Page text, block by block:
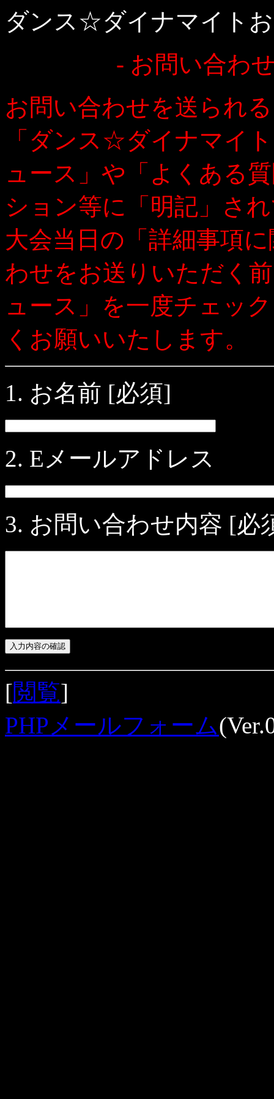
ダンス☆ダイナマイト
- お問い合わ
お問い合わせを送られ
「ダンス☆ダイナマイ
ュース」や「よくある
ション等に「明記」さ
大会当日の「詳細事項
わせをお送りいただく
ュース」を一度チェッ
くお願いいたします。
1. お名前 [必須]
2. Eメールアドレス
3. お問い合わせ内容 [必
[閲覧]
PHPメールフォーム